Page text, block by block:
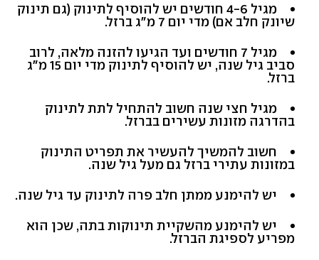
מגיל 4-6 חודשים יש להוסיף לתינוק (גם תינוק
שיונק חלב אם) מדי יום 7 מ"ג ברזל.
מגיל 7 חודשים ועד הגיעו להזנה מלאה, לרוב
סביב גיל שנה, יש להוסיף לתינוק מדי יום 15 מ"ג
ברזל.
מגיל חצי שנה חשוב להתחיל לתת לתינוק
בהדרגה מזונות עשירים בברזל.
חשוב להמשיך להעשיר את תפריט התינוק
במזונות עתירי ברזל גם מעל גיל שנה.
יש להימנע ממתן חלב פרה לתינוק עד גיל שנה.
יש להימנע מהשקיית תינוקות בתה, שכן הוא
מפריע לספיגת הברזל.